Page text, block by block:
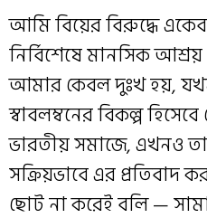
আমি বিয়ের বিরুদ্ধে
নির্বিশেষে মানসিক
আমার কেবল দুঃখ হয়,
স্বাবলম্বনের বিকল্প
ভারতীয় সমাজে, এখনও
সক্রিয়ভাবে এর প্রতিবাদ
ছোট না করেই বলি —